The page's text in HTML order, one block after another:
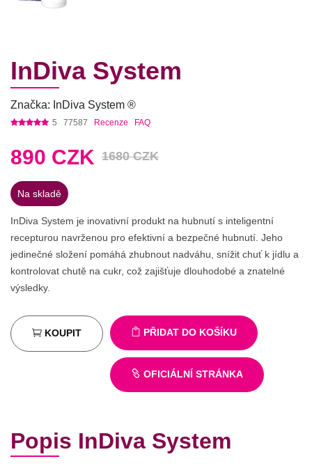
InDiva System
Značka: InDiva System ®
5 77587 Recenze FAQ
890 CZK 1680 CZK
Na skladě
InDiva System je inovativní produkt na hubnutí s inteligentní
recepturou navrženou pro efektivní a bezpečné hubnutí. Jeho
jedinečné složení pomáhá zhubnout nadváhu, snížit chuť k jídlu a
kontrolovat chutě na cukr, což zajišťuje dlouhodobé a znatelné
výsledky.
PŘIDAT DO KOŠÍKU
KOUPIT
OFICIÁLNÍ STRÁNKA
Popis InDiva System